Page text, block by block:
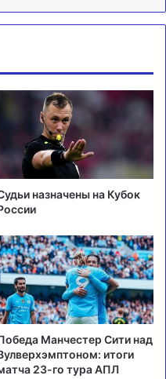
назначены на Кубок
Манчестер Сити над
итоги
23-го тура АПЛ